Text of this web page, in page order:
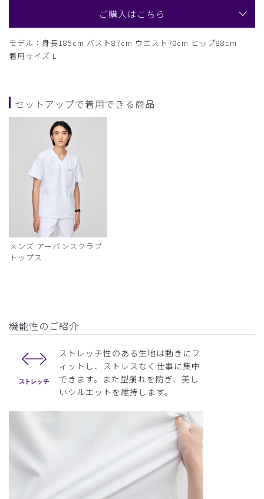
ご購入はこちら
モデル：身長185cm バスト87cm ウエスト70cm ヒップ88cm
着用サイズ:L
セットアップで着用できる商品
メンズ:アーバンスクラブ
トップス
機能性のご紹介
ストレッチ性のある生地は動きにフ
ィットし、ストレスなく仕事に集中
できます。また型崩れを防ぎ、美し
いシルエットを維持します。